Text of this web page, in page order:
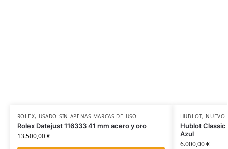
ROLEX, USADO SIN APENAS MARCAS DE USO
Rolex Datejust 116333 41 mm acero y oro
13.500,00€
HUBLOT, NUEVO
Hublot
Azul
6.000,00€